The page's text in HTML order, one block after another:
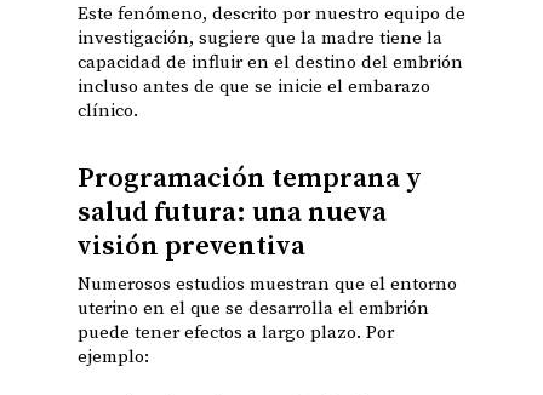
Este fenómeno, descrito por nuestro equipo de
investigación, sugiere que la madre tiene la
capacidad de influir en el destino del embrión
incluso antes de que se inicie el embarazo
clínico.
Programación temprana y
salud futura: una nueva
visión preventiva
Numerosos estudios muestran que el entorno
uterino en el que se desarrolla el embrión
puede tener efectos a largo plazo. Por
ejemplo: